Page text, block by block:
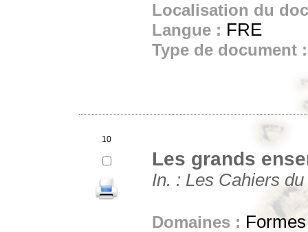
Localisation du
Langue : FRE
Type de document
10
Les grands
In. : Les Cahiers
Domaines :